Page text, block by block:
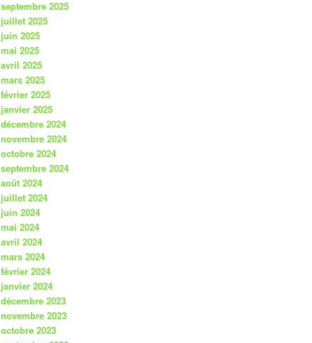
septembre 2025
juillet 2025
juin 2025
mai 2025
avril 2025
mars 2025
février 2025
janvier 2025
décembre 2024
novembre 2024
octobre 2024
septembre 2024
août 2024
juillet 2024
juin 2024
mai 2024
avril 2024
mars 2024
février 2024
janvier 2024
décembre 2023
novembre 2023
octobre 2023